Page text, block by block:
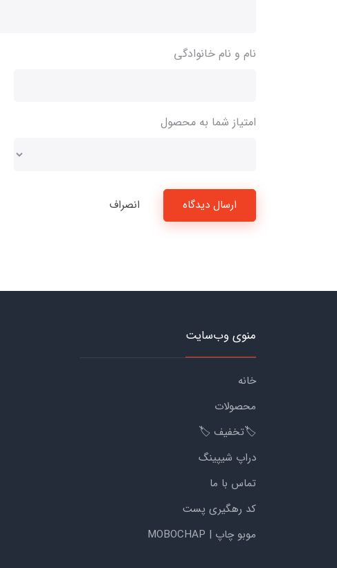
نام و نام خانوادگی
امتیاز شما به محصول
ارسال دیدگاه انصراف
منوی وب‌سایت
خانه
محصولات
🏷️تخفیف 🏷️
دراپ شیپینگ
تماس با ما
کد رهگیری پست
موبو چاپ | MOBOCHAP